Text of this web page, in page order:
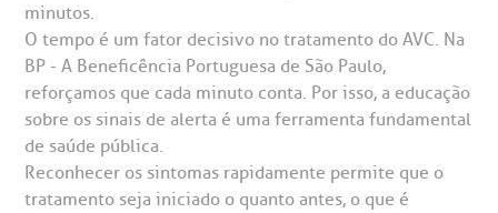
Saiba mais
Endereço:
R. Martiniano de Carvalho, 965
CEP: 01323-001 | Bela Vista
a BP
Conosco
de Benchmarking
Cirurgia
frequentes
minutos.
O tempo é um fator decisivo no tratamento do AVC. Na
BP - A Beneficência Portuguesa de São Paulo,
reforçamos que cada minuto conta. Por isso, a educação
sobre os sinais de alerta é uma ferramenta fundamental
de saúde pública.
Reconhecer os sintomas rapidamente permite que o
tratamento seja iniciado o quanto antes, o que é